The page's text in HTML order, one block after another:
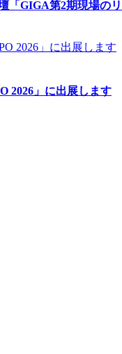
「GIGA第2期現場の
2026」に出展します